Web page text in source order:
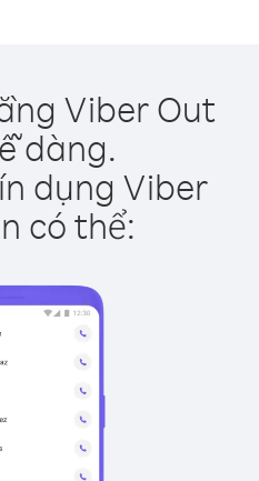
Viber Out
dàng.
dụng Viber
có thể: